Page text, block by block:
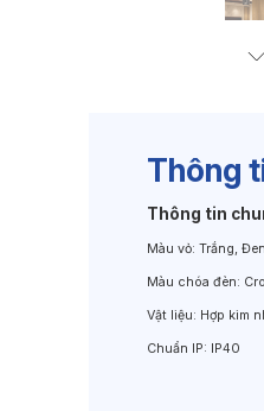
Thông
Thông tin
Màu vỏ: Trắng, Đen
Màu chóa đèn:
Vật liệu: Hợp kim
Chuẩn IP: IP40